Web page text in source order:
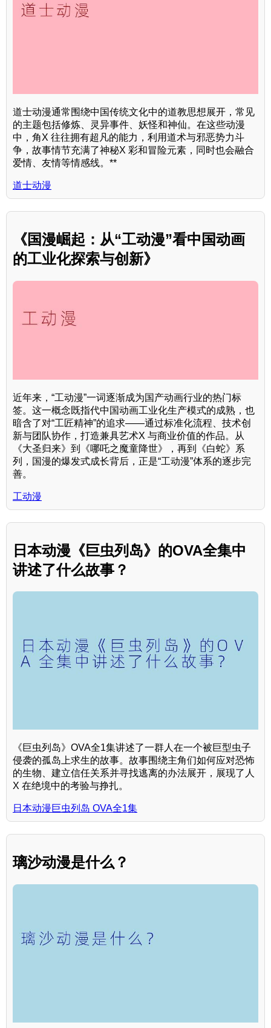
道士动漫通常围绕中国传统文化中的道教思想展开，常见
的主题包括修炼、灵异事件、妖怪和神仙。在这些动漫
中，角X 往往拥有超凡的能力，利用道术与邪恶势力斗
争，故事情节充满了神秘X 彩和冒险元素，同时也会融合
爱情、友情等情感线。**
道士动漫
《国漫崛起：从“工动漫”看中国动画
的工业化探索与创新》
近年来，“工动漫”一词逐渐成为国产动画行业的热门标
签。这一概念既指代中国动画工业化生产模式的成熟，也
暗含了对“工匠精神”的追求——通过标准化流程、技术创
新与团队协作，打造兼具艺术X 与商业价值的作品。从
《大圣归来》到《哪吒之魔童降世》，再到《白蛇》系
列，国漫的爆发式成长背后，正是“工动漫”体系的逐步完
善。
工动漫
日本动漫《巨虫列岛》的OVA全集中
讲述了什么故事？
《巨虫列岛》OVA全1集讲述了一群人在一个被巨型虫子
侵袭的孤岛上求生的故事。故事围绕主角们如何应对恐怖
的生物、建立信任关系并寻找逃离的办法展开，展现了人
X 在绝境中的考验与挣扎。
日本动漫巨虫列岛 OVA全1集
璃沙动漫是什么？